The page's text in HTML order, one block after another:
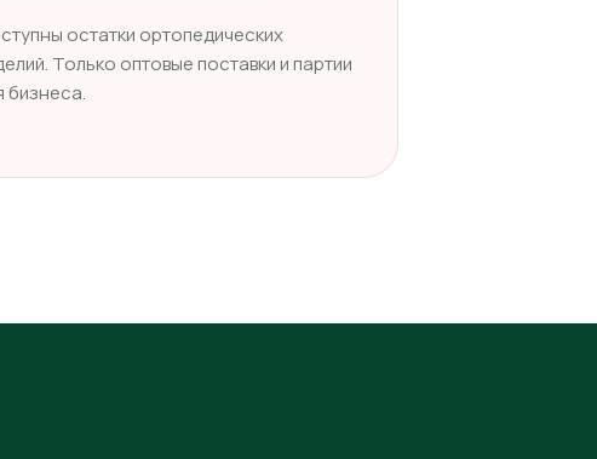
остатки ортопедических
Только оптовые поставки и партии
бизнеса.